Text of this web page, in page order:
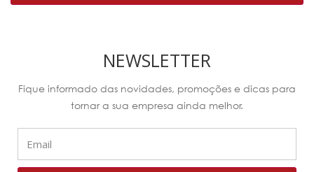
NEWSLETTER
Fique informado das novidades, promoções e dicas para
tornar a sua empresa ainda melhor.